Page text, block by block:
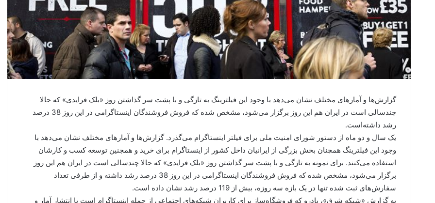
گزارش‌ها و آمارهای مختلف نشان می‌دهد با وجود این فیلترینگ به تازگی و با پشت سر گذاشتن روز «بلک فرایدی» که حالا
چندسالی است در ایران هم این روز برگزار می‌شود، مشخص شده که فروش فروشندگان اینستاگرامی در این روز 38 درصد
رشد داشته‌است.
یک سال و دو ماه از دستور شورای امنیت ملی برای فیلتر اینستاگرام می‌گذرد. گزارش‌ها و آمارهای مختلف نشان می‌دهد با
وجود این فیلترینگ همچنان بخش بزرگی از ایرانیان داخل کشور از اینستاگرام برای خرید و همچنین توسعه کسب و کارشان
استفاده می‌کنند. برای نمونه به تازگی و با پشت سر گذاشتن روز «بلک فرایدی» که حالا چندسالی است در ایران هم این روز
برگزار می‌شود، مشخص شده که فروش فروشندگان اینستاگرامی در این روز 38 درصد رشد داشته و از طرفی تعداد
سفارش‌های ثبت شده تنها در یک بازه سه روزه، بیش از 119 درصد رشد نشان داده است.
به گزارش «شبکه شرق»، پادرو که فروشگاه‌ساز برای کاربران شبکه‌های اجتماعی از جمله اینستاگرام است با انتشار آمار و